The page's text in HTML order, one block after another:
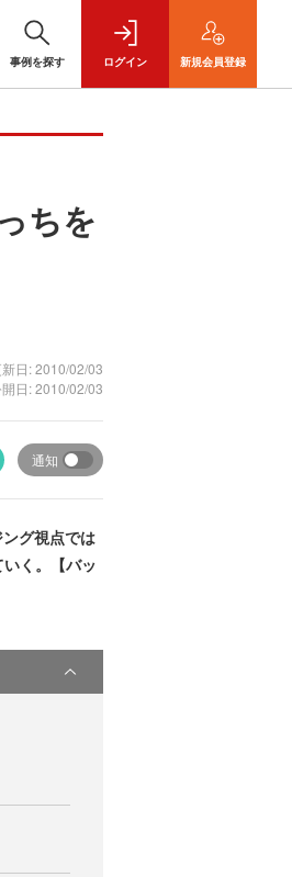
事例を探す ログイン 新規会員登録
ちを
日: 2010/02/03
日: 2010/02/03
通知
グ視点では
く。【バッ